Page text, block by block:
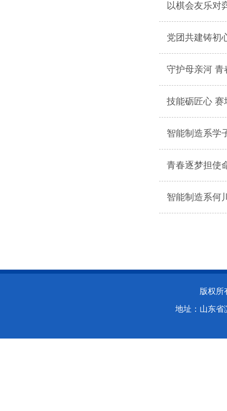
以棋会友乐对
党团共建铸初
守护母亲河
技能砺匠心
智能制造系学
青春逐梦担使
智能制造系何
版权所
地址：山东省